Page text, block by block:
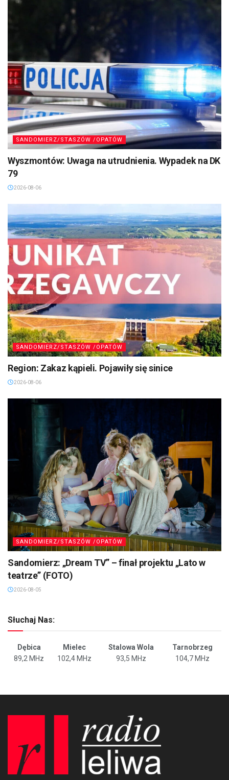
SANDOMIERZ/STASZÓW /OPATÓW
Wyszmontów: Uwaga na utrudnienia. Wypadek na DK
79
2026-08-06
SANDOMIERZ/STASZÓW /OPATÓW
Region: Zakaz kąpieli. Pojawiły się sinice
2026-08-06
SANDOMIERZ/STASZÓW /OPATÓW
Sandomierz: „Dream TV” – finał projektu „Lato w
teatrze” (FOTO)
2026-08-05
Słuchaj Nas:
Dębica Mielec Stalowa Wola
Tarnobrzeg
89,2 MHz
102,4 MHz 93,5 MHz 104,7 MHz